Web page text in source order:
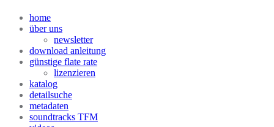
home
über uns
newsletter
download anleitung
günstige flate rate
lizenzieren
katalog
detailsuche
metadaten
soundtracks TFM